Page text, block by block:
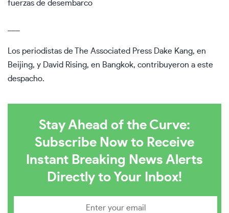
fuerzas de desembarco
Los periodistas de The Associated Press Dake Kang, en
Beijing, y David Rising, en Bangkok, contribuyeron a este
despacho.
Stay Ahead of the Curve:
Subscribe Now to Receive
Instant Breaking News Alerts
Directly to Your Inbox!